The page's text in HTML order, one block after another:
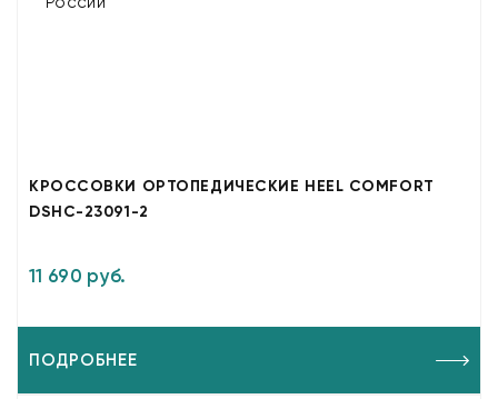
КРОССОВКИ ОРТОПЕДИЧЕСКИЕ HEEL COMFORT
DSHC-23091-2
11 690 руб.
ПОДРОБНЕЕ